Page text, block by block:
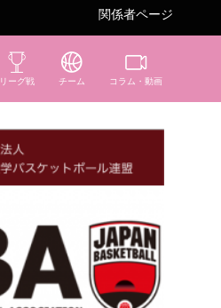
関係者ページ
リーグ戦 チーム コラム・動画